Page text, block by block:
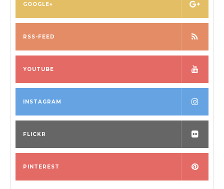
GOOGLE+
RSS-FEED
YOUTUBE
INSTAGRAM
FLICKR
PINTEREST